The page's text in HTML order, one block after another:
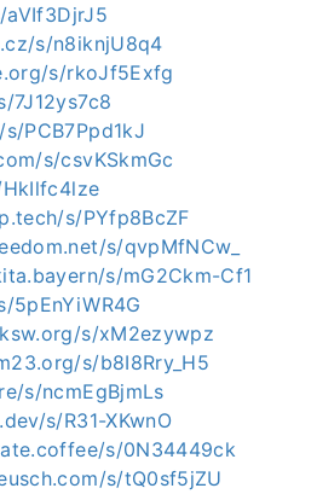
s/n8iknjU8q4
s/rkoJf5Exfg
7J12ys7c8
PCB7Ppd1kJ
s/csvKSkmGc
s/PYfp8BcZF
s/qvpMfNCw_
s/mG2Ckm-Cf1
s/xM2ezywpz
s/b8I8Rry_H5
s/ncmEgBjmLs
s/R31-XKwnO
s/0N34449ck
s/tQ0sf5jZU